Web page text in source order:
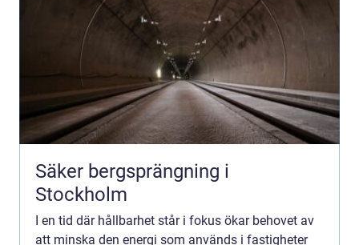
Säker bergsprängning i
Stockholm
I en tid där hållbarhet står i fokus ökar behovet av
att minska den energi som används i fastigheter